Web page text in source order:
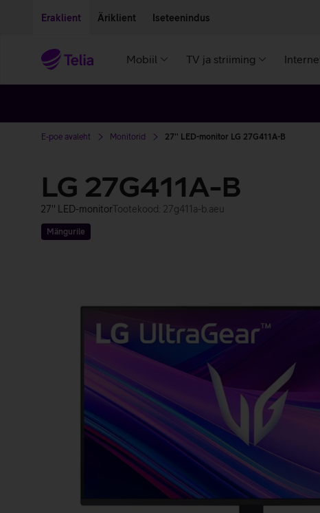
Eraklient Äriklient Iseteenindus
Mobiil TV ja striiming
E-poe avaleht Monitorid 27'' LED-monitor LG 27G411A-B
LG 27G411A-B
27'' LED-monitorTootekood: 27g411a-b.aeu
Mängurile